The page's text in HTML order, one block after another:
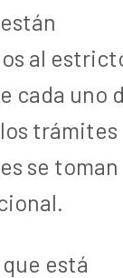
al
cada uno
trámites
se toman
está